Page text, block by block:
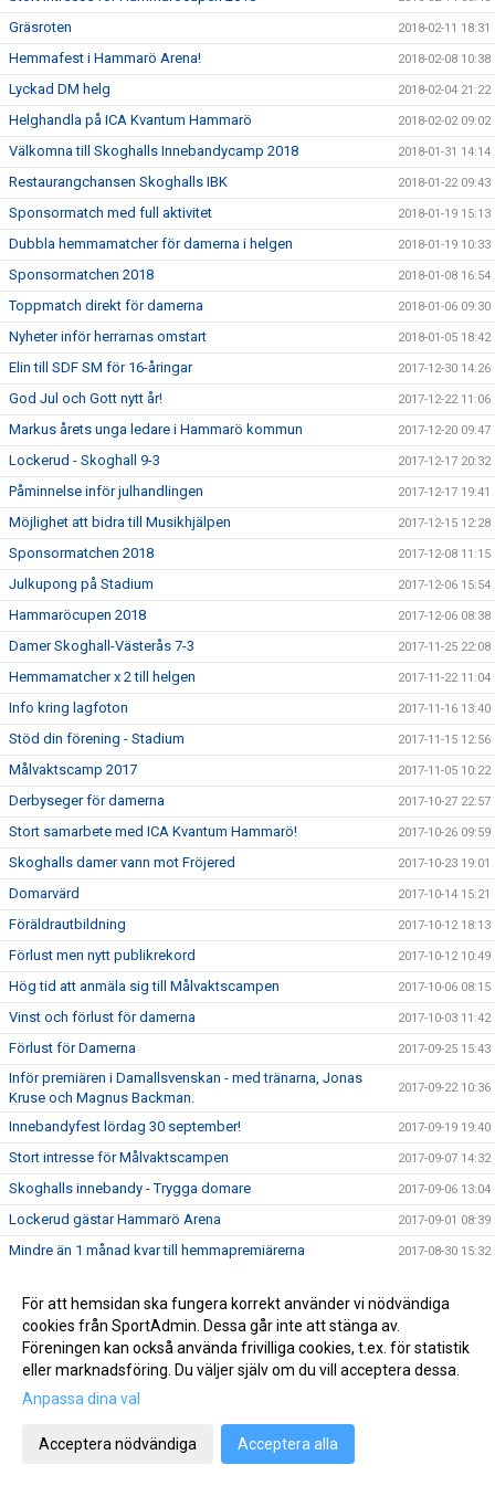
Gräsroten 2018-02-11 18:31
Hemmafest i Hammarö Arena! 2018-02-08 10:38
Lyckad DM helg 2018-02-04 21:22
Helghandla på ICA Kvantum Hammarö 2018-02-02 09:02
Välkomna till Skoghalls Innebandycamp 2018 2018-01-31 14:14
Restaurangchansen Skoghalls IBK 2018-01-22 09:43
Sponsormatch med full aktivitet 2018-01-19 15:13
Dubbla hemmamatcher för damerna i helgen 2018-01-19 10:33
Sponsormatchen 2018 2018-01-08 16:54
Toppmatch direkt för damerna 2018-01-06 09:30
Nyheter inför herrarnas omstart 2018-01-05 18:42
Elin till SDF SM för 16-åringar 2017-12-30 14:26
God Jul och Gott nytt år! 2017-12-22 11:06
Markus årets unga ledare i Hammarö kommun 2017-12-20 09:47
Lockerud - Skoghall 9-3 2017-12-17 20:32
Påminnelse inför julhandlingen 2017-12-17 19:41
Möjlighet att bidra till Musikhjälpen 2017-12-15 12:28
Sponsormatchen 2018 2017-12-08 11:15
Julkupong på Stadium 2017-12-06 15:54
Hammaröcupen 2018 2017-12-06 08:38
Damer Skoghall-Västerås 7-3 2017-11-25 22:08
Hemmamatcher x 2 till helgen 2017-11-22 11:04
Info kring lagfoton 2017-11-16 13:40
Stöd din förening - Stadium 2017-11-15 12:56
Målvaktscamp 2017 2017-11-05 10:22
Derbyseger för damerna 2017-10-27 22:57
Stort samarbete med ICA Kvantum Hammarö! 2017-10-26 09:59
Skoghalls damer vann mot Fröjered 2017-10-23 19:01
Domarvärd 2017-10-14 15:21
Föräldrautbildning 2017-10-12 18:13
Förlust men nytt publikrekord 2017-10-12 10:49
Hög tid att anmäla sig till Målvaktscampen 2017-10-06 08:15
Vinst och förlust för damerna 2017-10-03 11:42
Förlust för Damerna 2017-09-25 15:43
Inför premiären i Damallsvenskan - med tränarna, Jonas
Kruse och Magnus Backman.
2017-09-22 10:36
Innebandyfest lördag 30 september! 2017-09-19 19:40
Stort intresse för Målvaktscampen 2017-09-07 14:32
Skoghalls innebandy - Trygga domare 2017-09-06 13:04
Lockerud gästar Hammarö Arena 2017-09-01 08:39
Mindre än 1 månad kvar till hemmapremiärerna 2017-08-30 15:32
SSL-rutinerat nyförvärv till damerna 2017-08-28 20:06
Rabattkupong Stadium 2017-08-25 14:00
Skoghalls Målvaktscamp 2017! 2017-08-16 09:12
Ladda upp med supporterprylar inför säsongen!
Info till alla deltagare på Skoghalls Innebandycamp 2017
För att hemsidan ska fungera korrekt använder vi nödvändiga
cookies från SportAdmin. Dessa går inte att stänga av.
Föreningen kan också använda frivilliga cookies, t.ex. för statistik
eller marknadsföring. Du väljer själv om du vill acceptera dessa.
Anpassa dina val
Acceptera nödvändiga Acceptera alla